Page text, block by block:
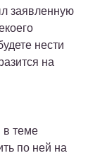
заявленную
нести
на
в теме
по ней на